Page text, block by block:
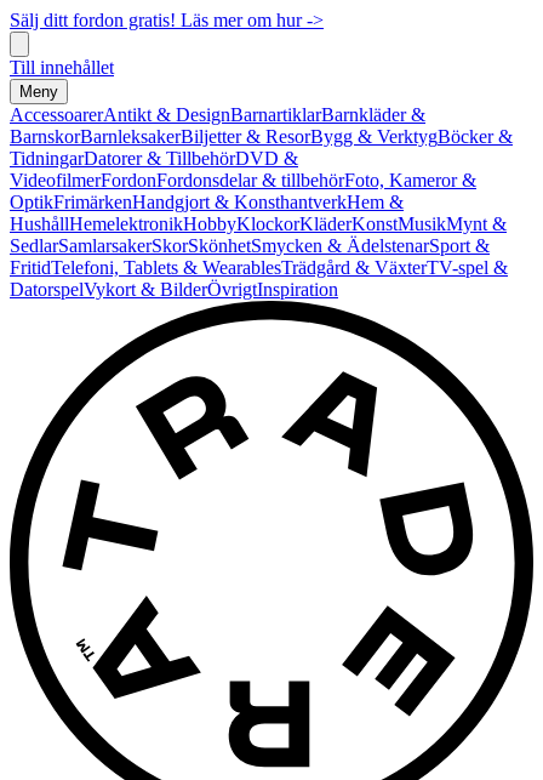
Sälj ditt fordon gratis! Läs mer om hur ->
Till innehållet
Meny
AccessoarerAntikt & DesignBarnartiklarBarnkläder &
BarnskorBarnleksakerBiljetter & ResorBygg & VerktygBöcker &
TidningarDatorer & TillbehörDVD &
VideofilmerFordonFordonsdelar & tillbehörFoto, Kameror &
OptikFrimärkenHandgjort & KonsthantverkHem &
HushållHemelektronikHobbyKlockorKläderKonstMusikMynt &
SedlarSamlarsakerSkorSkönhetSmycken & ÄdelstenarSport &
FritidTelefoni, Tablets & WearablesTrädgård & VäxterTV-spel &
DatorspelVykort & BilderÖvrigtInspiration